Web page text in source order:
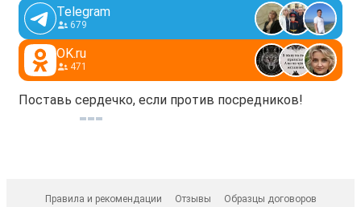
Telegram
679
OK.ru
471
Поставь сердечко, если против посредников!
Правила и рекомендации Отзывы Образцы договоров